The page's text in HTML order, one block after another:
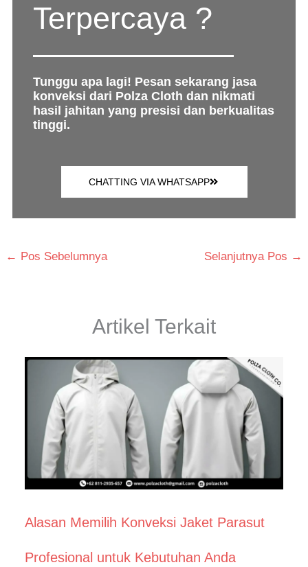
Terpercaya ?
Tunggu apa lagi! Pesan sekarang jasa
konveksi dari Polza Cloth dan nikmati
hasil jahitan yang presisi dan berkualitas
tinggi.
CHATTING VIA WHATSAPP
← Pos Sebelumnya Selanjutnya Pos →
Artikel Terkait
Alasan Memilih Konveksi Jaket Parasut
Profesional untuk Kebutuhan Anda